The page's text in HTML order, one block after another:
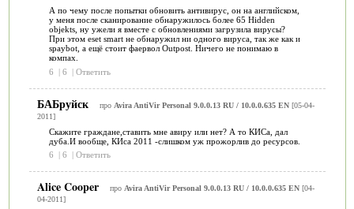
А по чему после попытки обновить антивирус, он на английском,
у меня после сканирование обнаружилось более 65 Hidden
objekts, ну ужели я вместе с обновлениями загрузила вирусы?
При этом eset smart не обнаружил ни одного вируса, так же как и
spaybot, а ещё стоит фаервол Outpost. Ничего не понимаю в
компах.
6
| 6 | Ответить
БАБруйск про Avira AntiVir Personal 9.0.0.13 RU / 10.0.0.635 EN[05-04-
2011]
Скажите граждане,ставить мне авиру или нет? А то КИСа, дал
дуба.И вообще, КИса 2011 -слишком уж прожорлив до ресурсов.
6
| 6 | Ответить
Alice Cooper про Avira AntiVir Personal 9.0.0.13 RU / 10.0.0.635 EN[04-
04-2011]